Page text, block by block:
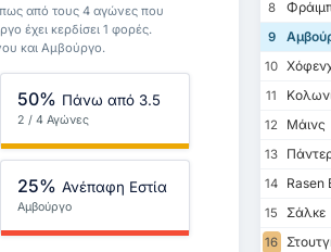
από τους 4 αγώνες που
έχει κερδίσει 1 φορές.
και Αμβούργο.
50% Πάνω από 3.5
2 / 4 Αγώνες
25% Ανέπαφη Εστία
Αμβούργο
8
9
10
11
12
Μάινς
13
14
Rasen
15
Σάλκε
16